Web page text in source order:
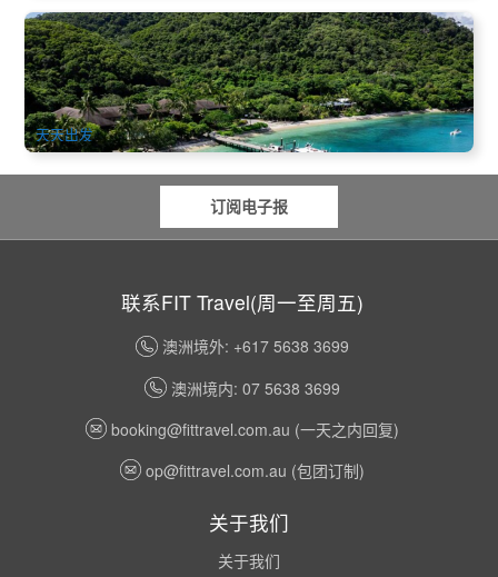
凯恩斯 | 翡翠岛度假村2天1晚祕境之旅 Fitzroy Island Resort
(入住4.5星高级海岛度假酒店)
996 已预订
AUD $244.00 $250.00
CNS03500
天天出发
订阅电子报
联系FIT Travel(周一至周五)
澳洲境外: +617 5638 3699
澳洲境内: 07 5638 3699
booking@fittravel.com.au (一天之内回复)
op@fittravel.com.au (包团订制)
关于我们
关于我们